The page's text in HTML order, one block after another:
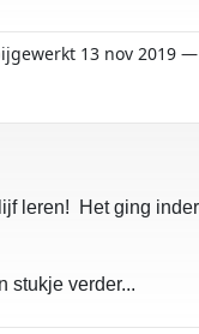
13 nov 2019
leren! Het ging
stukje verder...